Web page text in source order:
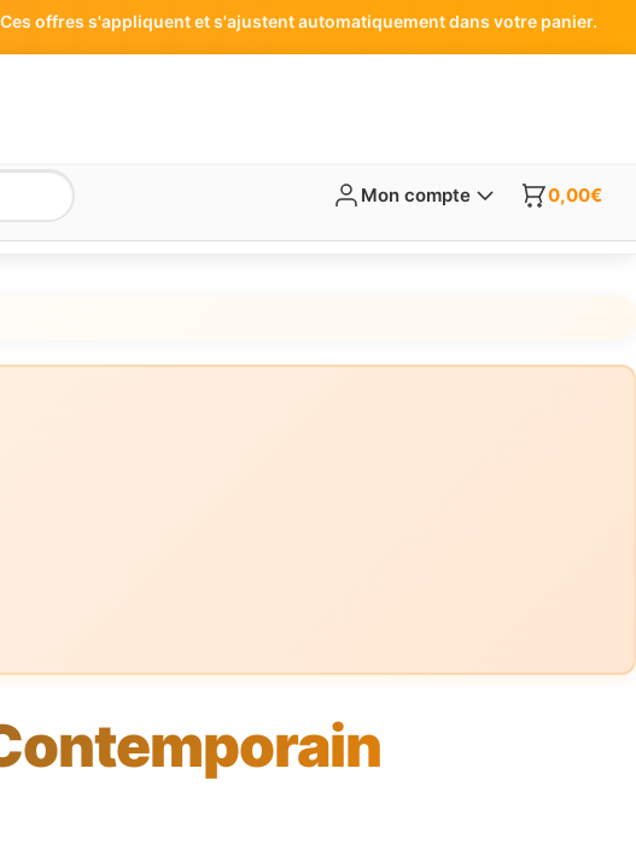
offres s'appliquent et s'ajustent automatiquement dans votre panier.
Mon compte 0,00€